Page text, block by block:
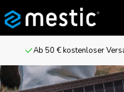
Ab 50 € kostenloser